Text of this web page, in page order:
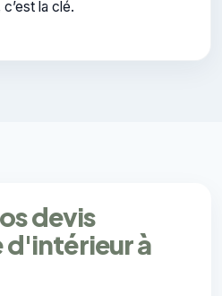
la clé.
devis
à